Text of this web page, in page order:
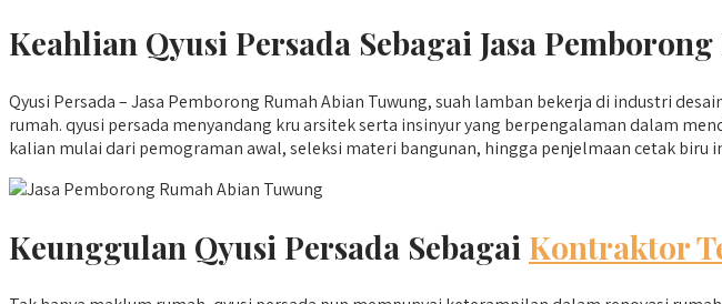
Keahlian Qyusi Persada Sebagai Jasa
Qyusi Persada – Jasa Pemborong Rumah Abian Tuwung, suah lamban bekerja di industri
rumah. qyusi persada menyandang kru arsitek serta insinyur yang berpengalaman dalam
kalian mulai dari pemograman awal, seleksi materi bangunan, hingga penjelmaan cetak biru
Keunggulan Qyusi Persada Sebagai Kontraktor